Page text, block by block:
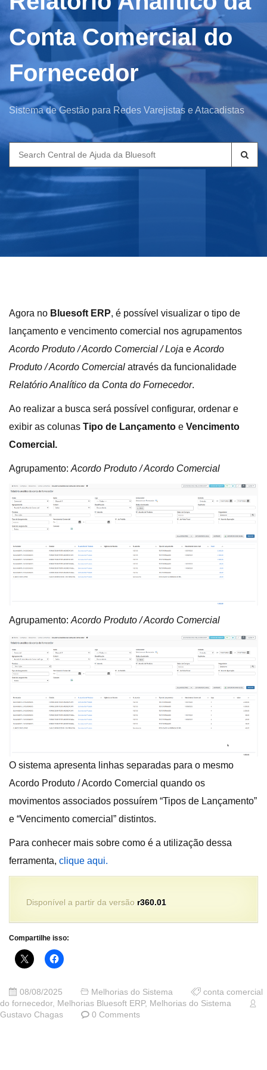
Conta Comercial do
Fornecedor
Sistema de Gestão para Redes Varejistas e Atacadistas
Search
for:
Agora no Bluesoft ERP, é possível visualizar o tipo de
lançamento e vencimento comercial nos agrupamentos
Acordo Produto / Acordo Comercial / Loja e Acordo
Produto / Acordo Comercial através da funcionalidade
Relatório Analítico da Conta do Fornecedor.
Ao realizar a busca será possível configurar, ordenar e
exibir as colunas Tipo de Lançamento e Vencimento
Comercial.
Agrupamento: Acordo Produto / Acordo Comercial
Agrupamento: Acordo Produto / Acordo Comercial
O sistema apresenta linhas separadas para o mesmo
Acordo Produto / Acordo Comercial quando os
movimentos associados possuírem “Tipos de Lançamento”
e “Vencimento comercial” distintos.
Para conhecer mais sobre como é a utilização dessa
ferramenta, clique aqui.
Disponível a partir da versão r360.01
Compartilhe isso:
08/08/2025 Melhorias do Sistema
conta comercial
do fornecedor, Melhorias Bluesoft ERP, Melhorias do Sistema
Gustavo Chagas
0 Comments